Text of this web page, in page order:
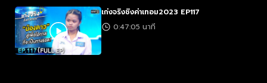
เก่งจริงชิงค่าเทอม2023 EP117
0:47:05 นาที